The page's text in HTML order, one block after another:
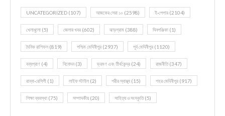
UNCATEGORIZED (107) আজকের সেরা ১০ (2598) ই-পেপার (2104)
খেলাধূলো (5) জেলার খবর (602) ঝাড়গ্রাম (388) দিনপঞ্জিকা (1)
দৈনিক রাশিফল (819) পশ্চিম মেদিনীপুর (2937) পূর্ব মেদিনীপুর (1120)
বন্যপ্রাণ (4) বিনোদন(3) ভ্রমণ এবং তীর্থকেন্দ্র (24) রাজনীতি(347)
রান্না-রেসিপী (1) লাইফ স্টাইল (2) শরীর স্বাস্থ্য (15) শহর মেদিনীপুর (917)
শিক্ষা ব্যবস্থা (75) সম্পাদকীয় (20) সাহিত্য ও সংস্কৃতি(5)